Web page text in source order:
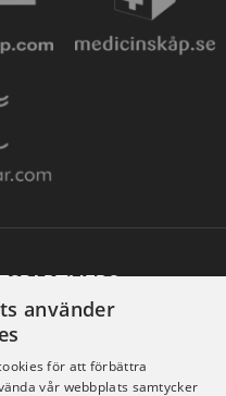
använder
för att förbättra
vår webbplats samtycker